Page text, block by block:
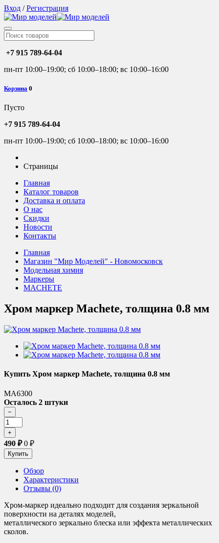
Вход /Регистрация
+7 915 789-64-04
пн-пт 10:00–19:00; сб 10:00–18:00; вс 10:00–16:00
Корзина 0
Пусто
+7 915 789-64-04
пн-пт 10:00–19:00; сб 10:00–18:00; вс 10:00–16:00
Страницы
Главная
Каталог товаров
Доставка и оплата
О нас
Скидки
Новости
Контакты
Главная
Магазин "Мир Моделей" - Новомосковск
Модельная химия
Маркеры
MACHETE
Хром маркер Machete, толщина 0.8 мм
Купить Хром маркер Machete, толщина 0.8 мм
MA6300
Осталось 2 штуки
490 ₽0 ₽
Обзор
Характеристики
Отзывы (0)
Хром-маркер идеально подходит для создания зеркальной
поверхности на деталях моделей,
металлического зеркально блеска или эффекта металлических
сколов.